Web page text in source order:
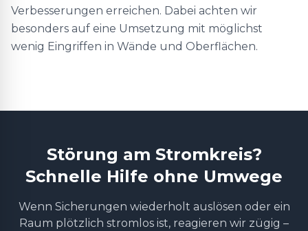
Verbesserungen erreichen. Dabei achten wir
besonders auf eine Umsetzung mit möglichst
wenig Eingriffen in Wände und Oberflächen.
Störung am Stromkreis?
Schnelle Hilfe ohne Umwege
Wenn Sicherungen wiederholt auslösen oder ein
Raum plötzlich stromlos ist, reagieren wir zügig –